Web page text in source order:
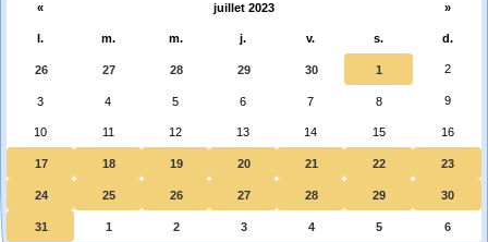
« juillet 2023 »
l. m. m. j. v. s. d.
26 27 28 29 30 1 2
3 4 5 6 7 8 9
10 11 12 13 14 15 16
17 18 19 20 21 22 23
24 25 26 27 28 29 30
31 1 2 3 4 5 6